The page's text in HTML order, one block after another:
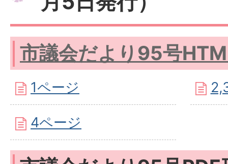
市議会だより95号
1ページ
4ページ